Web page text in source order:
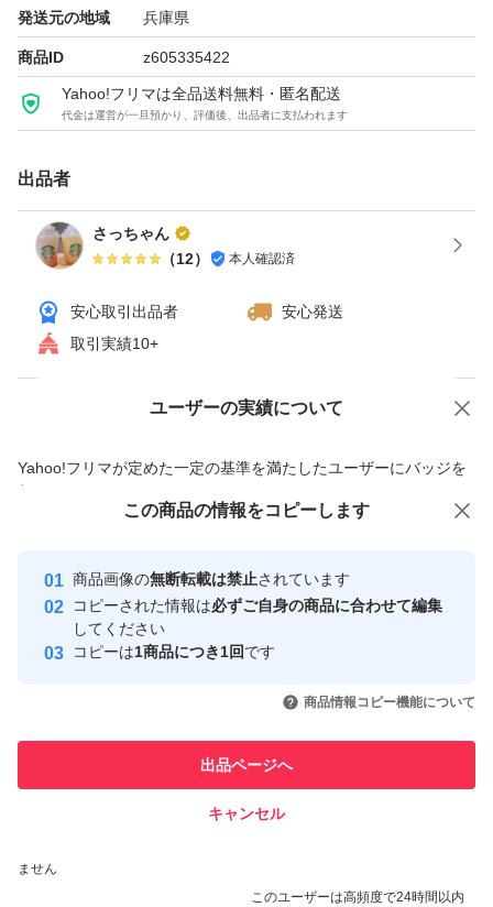
発送元の地域 兵庫県
商品ID z605335422
Yahoo!フリマは全品送料無料・匿名配送
代金は運営が一旦預かり、評価後、出品者に支払われます
出品者
さっちゃん
（12） 本人確認済
安心取引出品者
安心発送
取引実績10+
ユーザーの実績について
Yahoo!フリマが定めた一定の基準を満たしたユーザーにバッジを
付与しています
安心取引出品者
心・安全なユーザーです
取引実績
引を完了させた実績があります
での取引実績があります
ません
このユーザーは高頻度で24時間以内
価格の相談 商品への質問
この商品の情報をコピーします
商品画像の無断転載は禁止されています
コピーされた情報は必ずご自身の商品に合わせて編集
してください
コピーは1商品につき1回です
商品情報コピー機能について
出品ページへ
キャンセル
この商品をみている人にオススメ